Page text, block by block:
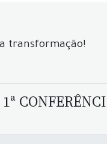
transformação!